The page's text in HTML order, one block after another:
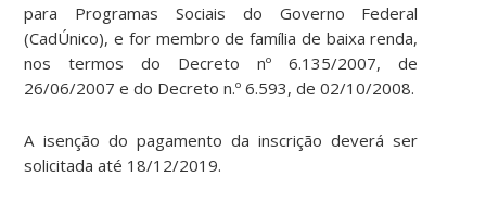
para Programas Sociais do Governo Federal
(CadÚnico), e for membro de família de baixa renda,
nos termos do Decreto nº 6.135/2007, de
26/06/2007 e do Decreto n.º 6.593, de 02/10/2008.
A isenção do pagamento da inscrição deverá ser
solicitada até 18/12/2019.